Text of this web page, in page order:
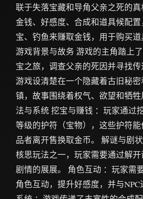
联于失落宝藏和导角父亲之死的
金钱、好感度、合成和道具候配
宝、钓鱼来赚取金钱，用于购买道
游戏背景与故务 游戏的主角踏上
宝之旅，调查父亲的死因并寻找传
游戏设清楚在一个隐藏着古旧秘
镇，故事围绕着权气、欲望和牺
法与系统 挖宝与赚钱 ：玩家通过
等级的护符（宝物），这些护符
品者离开售换取金币。 解谜与剧
核思玩法之一，玩家需要通过解
剧情的展展。 角色互动 ：玩家需
角色互动，提升好感度，并与